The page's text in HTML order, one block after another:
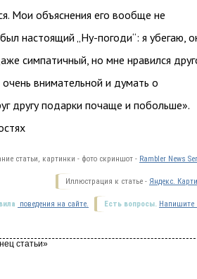
Мои объяснения его вообще не
настоящий „Ну-погоди“: я убегаю,
симпатичный, но мне нравился
внимательной и думать о
другу подарки почаще и побольше».
статьи, картинки - фото скриншот - Rambler News
Иллюстрация к статье - Яндекс.
Есть вопросы. Напишите
поведения на сайте.